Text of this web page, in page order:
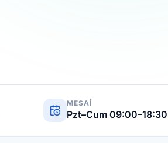
MESAI
Pzt–Cum 09:00–18:30